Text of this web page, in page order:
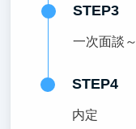
STEP3
一次面談～
STEP4
内定